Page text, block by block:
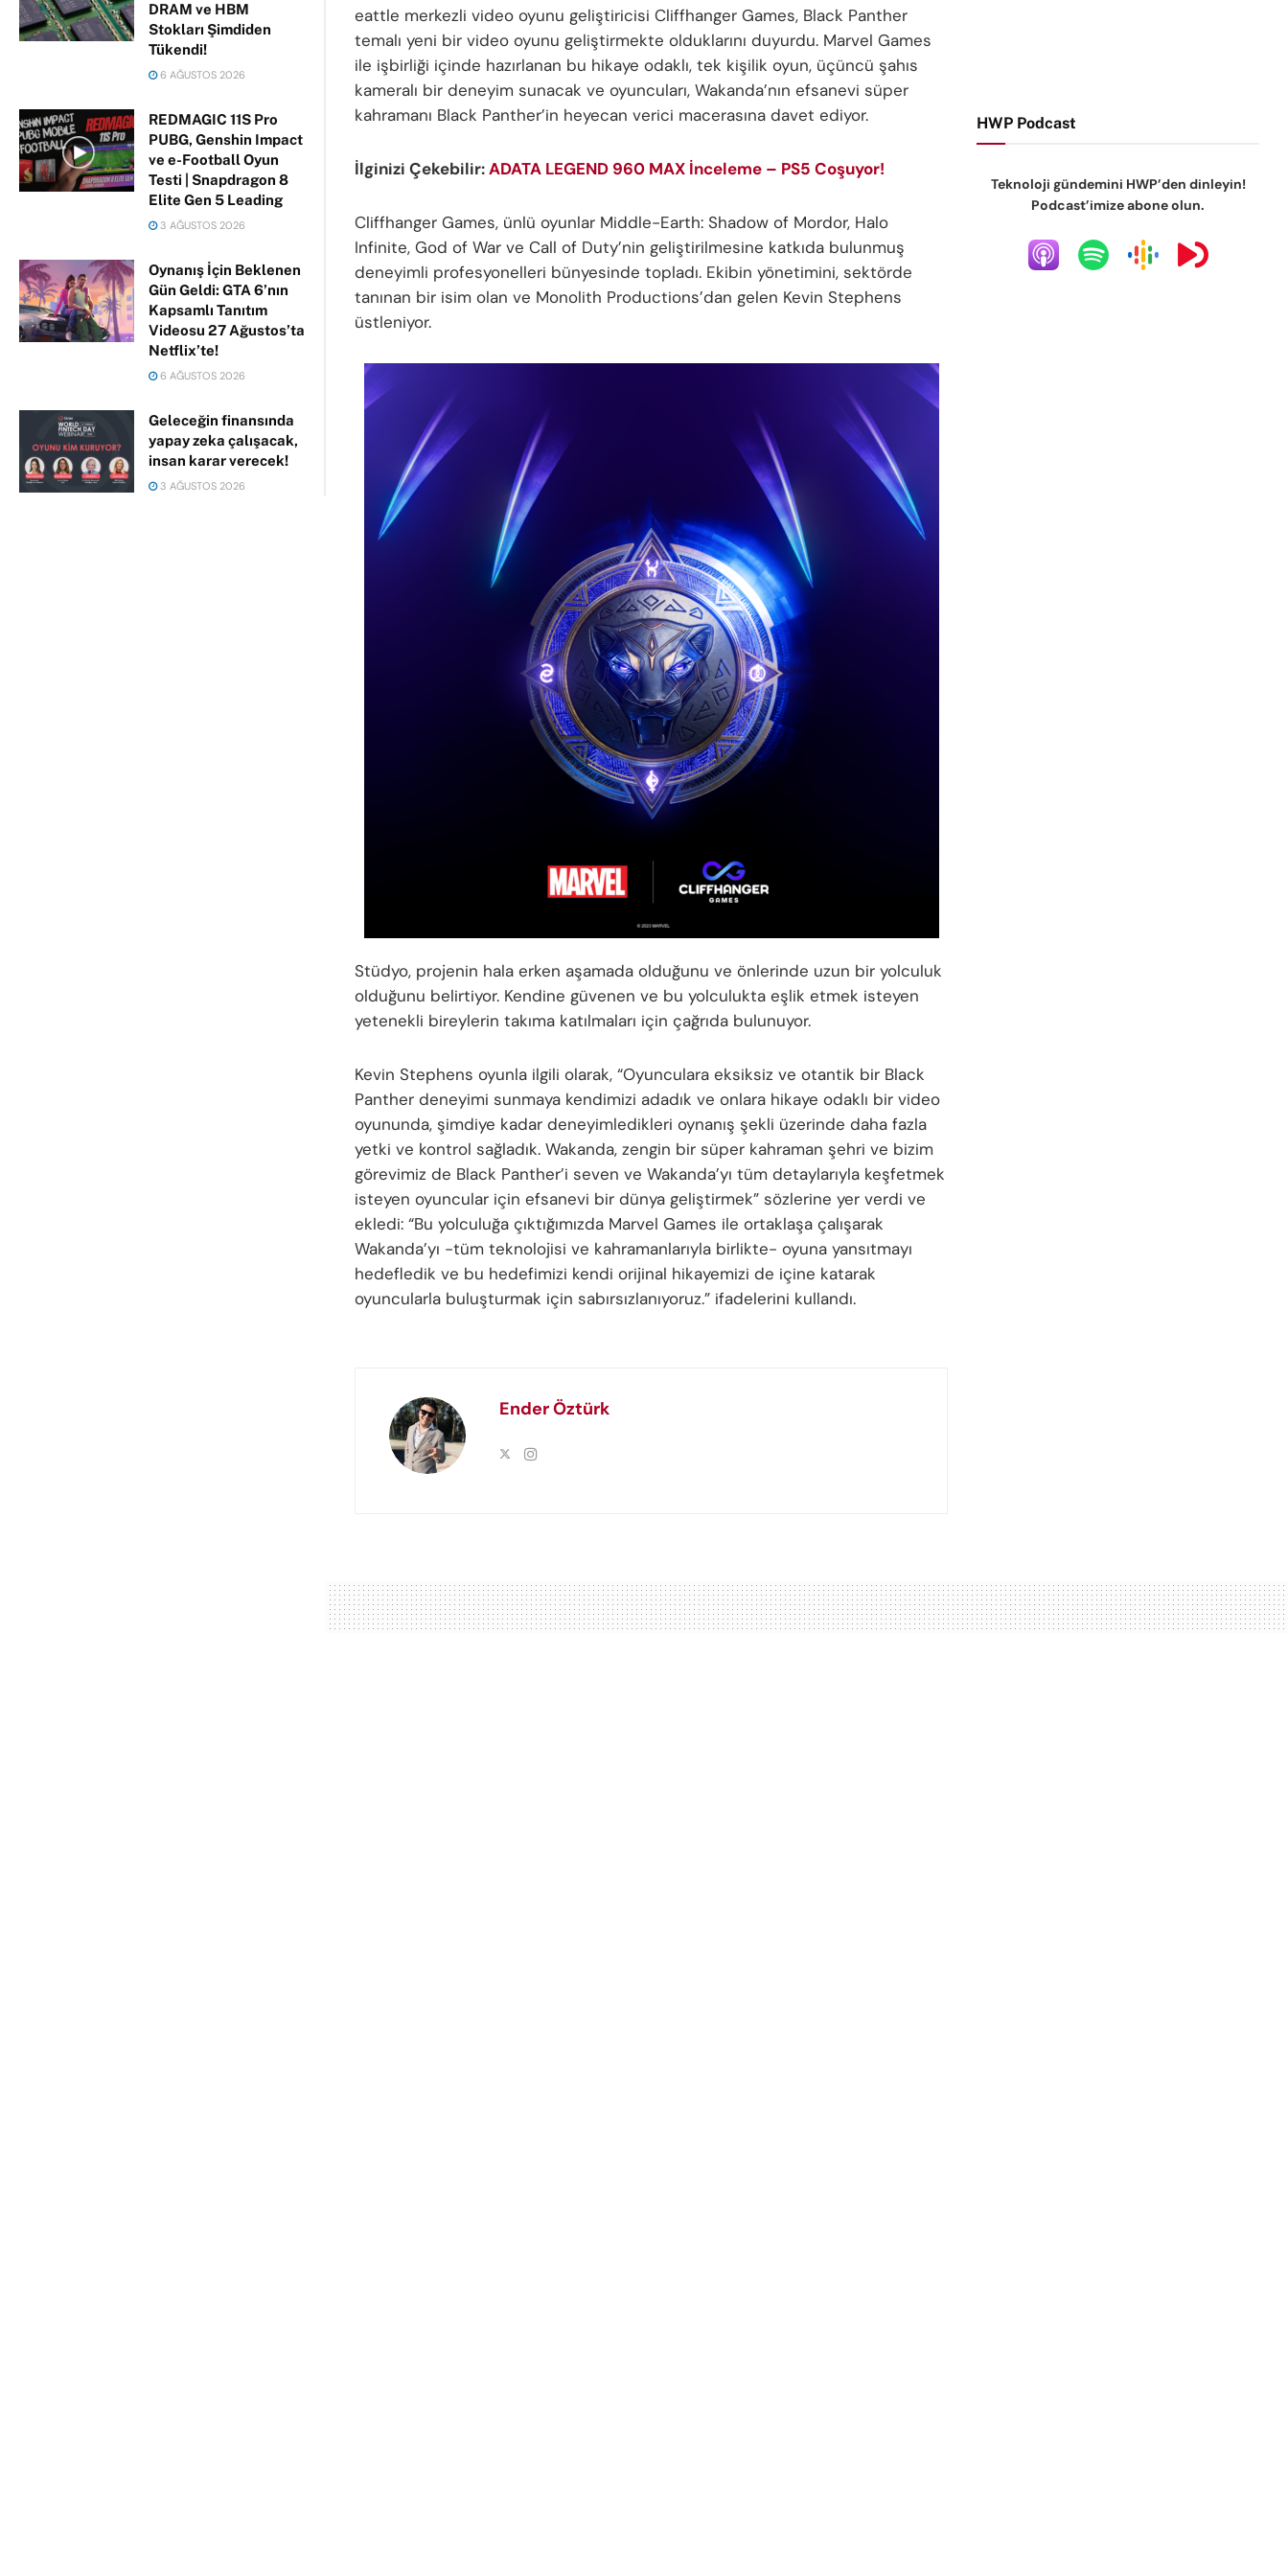
DRAM ve HBM
Stokları Şimdiden
Tükendi!
6 AĞUSTOS 2026
REDMAGIC 11S Pro
PUBG, Genshin Impact
ve e-Football Oyun
Testi | Snapdragon 8
Elite Gen 5 Leading
3 AĞUSTOS 2026
Oynanış İçin Beklenen
Gün Geldi: GTA 6’nın
Kapsamlı Tanıtım
Videosu 27 Ağustos’ta
Netflix’te!
6 AĞUSTOS 2026
Geleceğin finansında
yapay zeka çalışacak,
insan karar verecek!
3 AĞUSTOS 2026
eattle merkezli video oyunu geliştiricisi Cliffhanger Games, Black Panther
temalı yeni bir video oyunu geliştirmekte olduklarını duyurdu. Marvel Games
ile işbirliği içinde hazırlanan bu hikaye odaklı, tek kişilik oyun, üçüncü şahıs
kameralı bir deneyim sunacak ve oyuncuları, Wakanda’nın efsanevi süper
kahramanı Black Panther’in heyecan verici macerasına davet ediyor.
İlginizi Çekebilir:ADATA LEGEND 960 MAX İnceleme – PS5 Coşuyor!
Cliffhanger Games, ünlü oyunlar Middle-Earth: Shadow of Mordor, Halo
Infinite, God of War ve Call of Duty’nin geliştirilmesine katkıda bulunmuş
deneyimli profesyonelleri bünyesinde topladı. Ekibin yönetimini, sektörde
tanınan bir isim olan ve Monolith Productions’dan gelen Kevin Stephens
üstleniyor.
Stüdyo, projenin hala erken aşamada olduğunu ve önlerinde uzun bir yolculuk
olduğunu belirtiyor. Kendine güvenen ve bu yolculukta eşlik etmek isteyen
yetenekli bireylerin takıma katılmaları için çağrıda bulunuyor.
Kevin Stephens oyunla ilgili olarak, “Oyunculara eksiksiz ve otantik bir Black
Panther deneyimi sunmaya kendimizi adadık ve onlara hikaye odaklı bir video
oyununda, şimdiye kadar deneyimledikleri oynanış şekli üzerinde daha fazla
yetki ve kontrol sağladık. Wakanda, zengin bir süper kahraman şehri ve bizim
görevimiz de Black Panther’i seven ve Wakanda’yı tüm detaylarıyla keşfetmek
isteyen oyuncular için efsanevi bir dünya geliştirmek” sözlerine yer verdi ve
ekledi: “Bu yolculuğa çıktığımızda Marvel Games ile ortaklaşa çalışarak
Wakanda’yı -tüm teknolojisi ve kahramanlarıyla birlikte- oyuna yansıtmayı
hedefledik ve bu hedefimizi kendi orijinal hikayemizi de içine katarak
oyuncularla buluşturmak için sabırsızlanıyoruz.” ifadelerini kullandı.
Ender Öztürk
HWP Podcast
Teknoloji gündemini HWP’den dinleyin!
Podcast’imize abone olun.